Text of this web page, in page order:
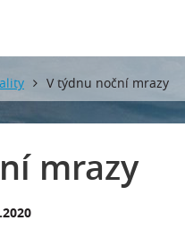
V týdnu noční mrazy
mrazy